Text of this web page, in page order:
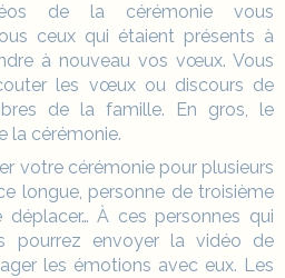
de la cérémonie vous
ceux qui étaient présents à
à nouveau vos vœux. Vous
les vœux ou discours de
de la famille. En gros, le
la cérémonie.
votre cérémonie pour plusieurs
longue, personne de troisième
À ces personnes qui
pourrez envoyer la vidéo de
les émotions avec eux. Les